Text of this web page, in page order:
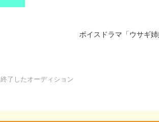
ボイスドラマ「ウサギ
終了したオーディション